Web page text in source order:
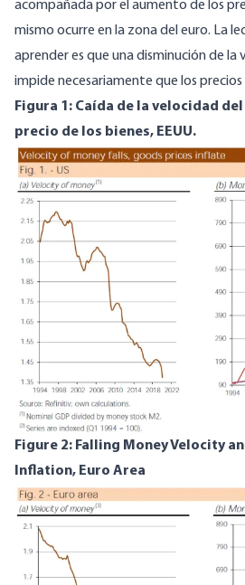
acompañada por el aumento de los
mismo ocurre en la zona del euro. La
aprender es que una disminución de la
impide necesariamente que los precios
Figura 1: Caída de la velocidad
precio de los bienes, EEUU.
Image
Figure 2: Falling Money Velocity
Inflation, Euro Area
Image